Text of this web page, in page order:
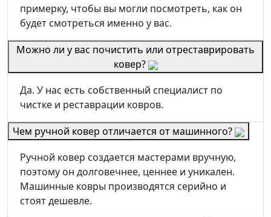
примерку, чтобы вы могли посмотреть, как он
будет смотреться именно у вас.
Можно ли у вас почистить или отреставрировать
ковер?
Да. У нас есть собственный специалист по
чистке и реставрации ковров.
Чем ручной ковер отличается от машинного?
Ручной ковер создается мастерами вручную,
поэтому он долговечнее, ценнее и уникален.
Машинные ковры производятся серийно и
стоят дешевле.